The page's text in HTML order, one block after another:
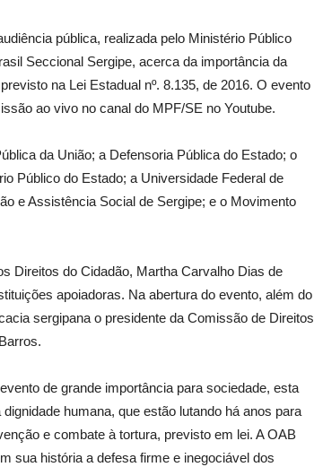
pública, realizada pelo Ministério Público
Seccional Sergipe, acerca da importância da
na Lei Estadual nº. 8.135, de 2016. O evento
ao vivo no canal do MPF/SE no Youtube.
da União; a Defensoria Pública do Estado; o
Público do Estado; a Universidade Federal de
e Assistência Social de Sergipe; e o Movimento
Direitos do Cidadão, Martha Carvalho Dias de
apoiadoras. Na abertura do evento, além do
sergipana o presidente da Comissão de Direitos
de grande importância para sociedade, esta
humana, que estão lutando há anos para
e combate à tortura, previsto em lei. A OAB
sua história a defesa firme e inegociável dos